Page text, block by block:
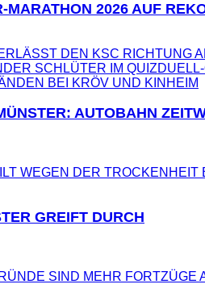
2026 AUF
DEN KSC RICHTUNG
SCHLÜTER IM
AUTOBAHN
GREIFT DURCH